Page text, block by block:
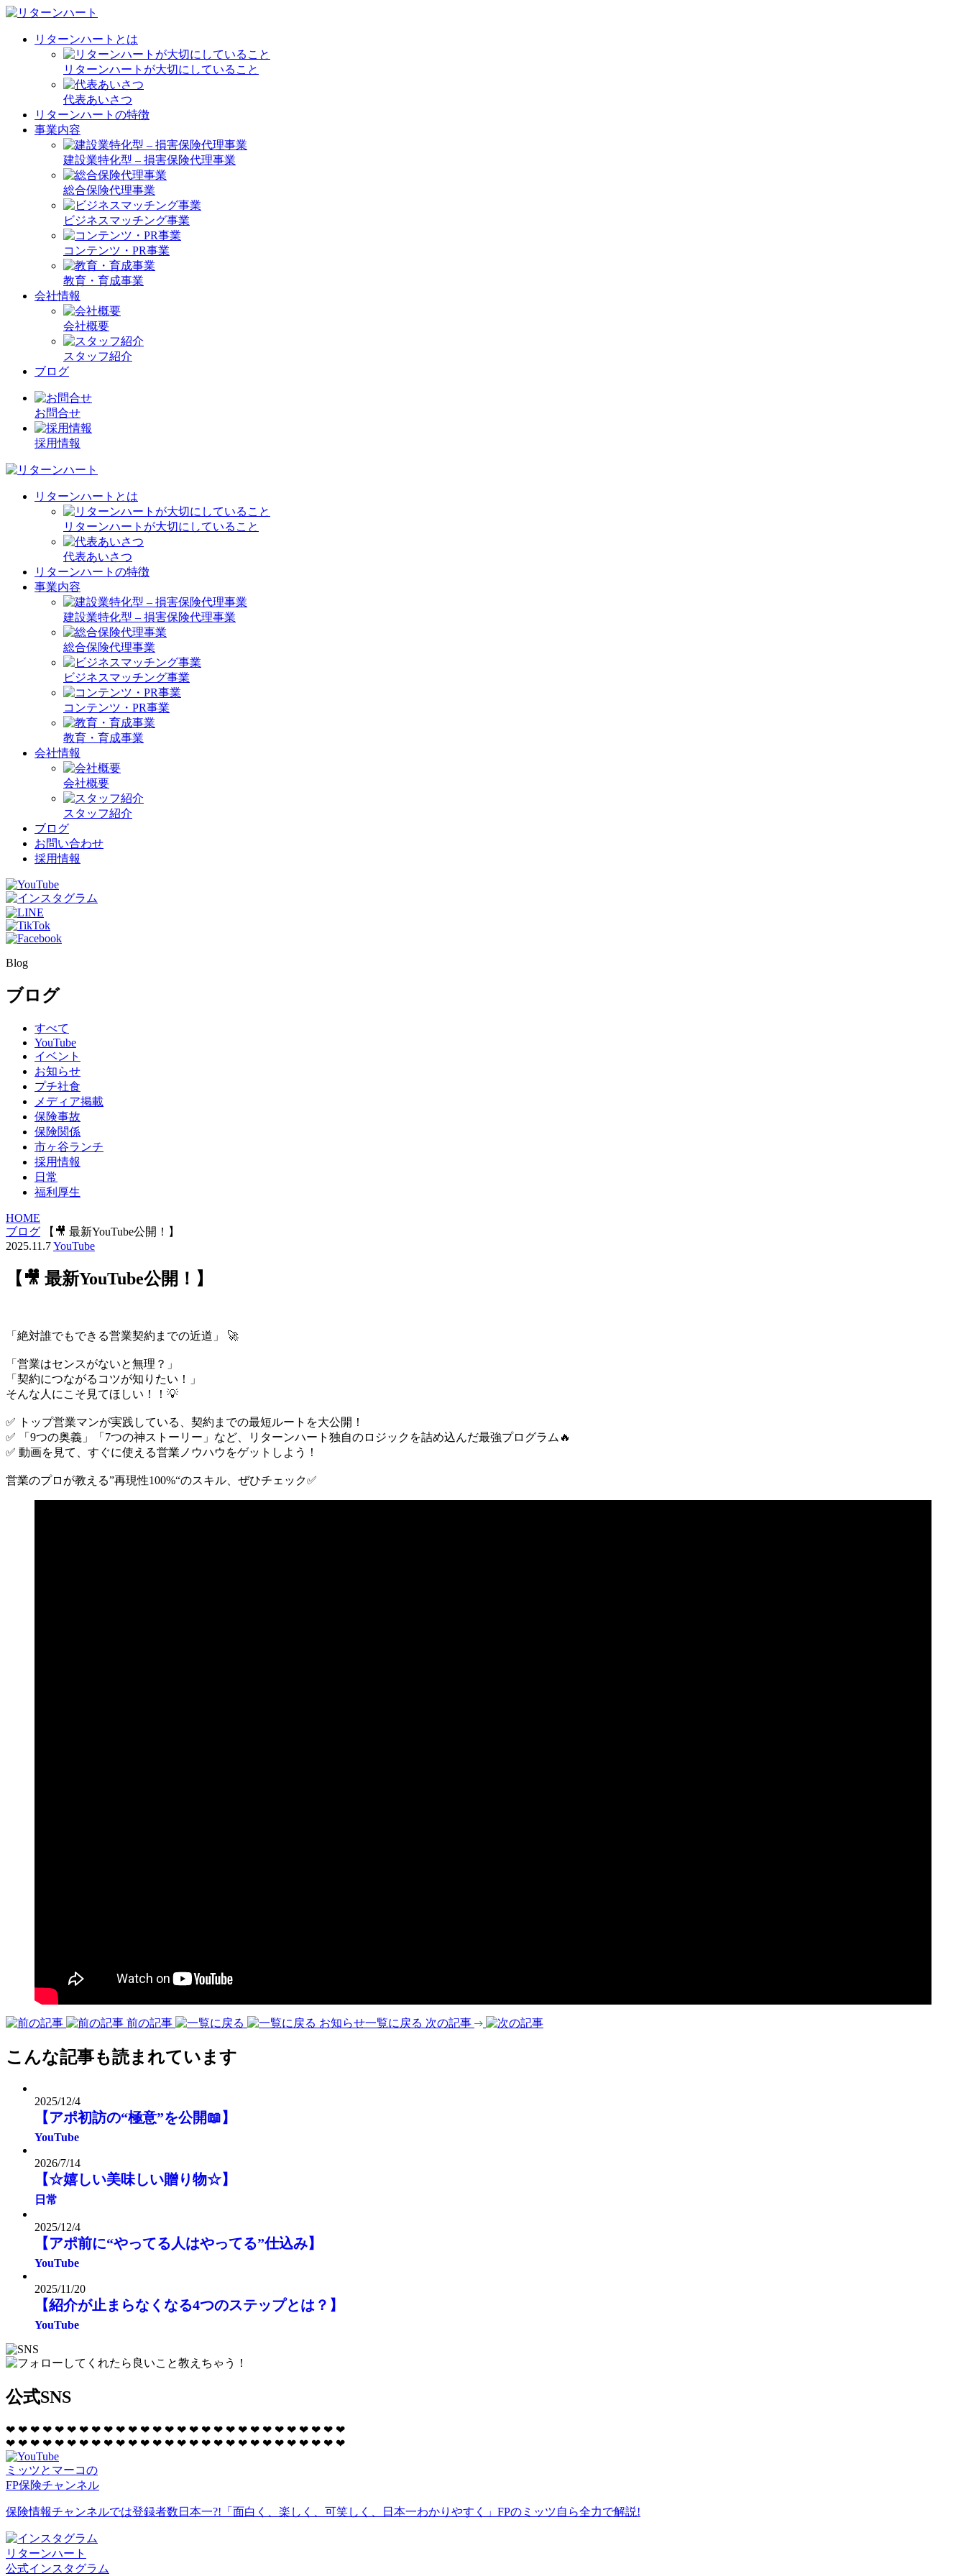
リターンハートとは
リターンハートが大切にしていること
代表あいさつ
リターンハートの特徴
事業内容
建設業特化型 – 損害保険代理事業
総合保険代理事業
ビジネスマッチング事業
コンテンツ・PR事業
教育・育成事業
会社情報
会社概要
スタッフ紹介
ブログ
お問合せ
採用情報
リターンハートとは
リターンハートが大切にしていること
代表あいさつ
リターンハートの特徴
事業内容
建設業特化型 – 損害保険代理事業
総合保険代理事業
ビジネスマッチング事業
コンテンツ・PR事業
教育・育成事業
会社情報
会社概要
スタッフ紹介
ブログ
お問い合わせ
採用情報
Blog
ブログ
すべて
YouTube
イベント
お知らせ
プチ社食
メディア掲載
保険事故
保険関係
市ヶ谷ランチ
採用情報
日常
福利厚生
HOME
ブログ
【🎥 最新YouTube公開！】
2025.11.7YouTube
【🎥 最新YouTube公開！】
「絶対誰でもできる営業契約までの近道」 🚀
「営業はセンスがないと無理？」
「契約につながるコツが知りたい！」
そんな人にこそ見てほしい！！💡
✅ トップ営業マンが実践している、契約までの最短ルートを大公開！
✅ 「9つの奥義」「7つの神ストーリー」など、リターンハート独自のロジックを詰め込んだ最強プログラム🔥
✅ 動画を見て、すぐに使える営業ノウハウをゲットしよう！
営業のプロが教える”再現性100%“のスキル、ぜひチェック✅
前の記事 お知らせ一覧に戻る 次の記事
こんな記事も読まれています
2025/12/4
【アポ初訪の“極意”を公開📖】
YouTube
2026/7/14
【☆嬉しい美味しい贈り物☆】
日常
2025/12/4
【アポ前に“やってる人はやってる”仕込み】
YouTube
2025/11/20
【紹介が止まらなくなる4つのステップとは？】
YouTube
公式SNS
❤ ❤ ❤ ❤ ❤ ❤ ❤ ❤ ❤ ❤ ❤ ❤ ❤ ❤ ❤ ❤ ❤ ❤ ❤ ❤ ❤ ❤ ❤ ❤ ❤ ❤ ❤ ❤
❤ ❤ ❤ ❤ ❤ ❤ ❤ ❤ ❤ ❤ ❤ ❤ ❤ ❤ ❤ ❤ ❤ ❤ ❤ ❤ ❤ ❤ ❤ ❤ ❤ ❤ ❤ ❤
ミッツとマーコの
FP保険チャンネル
保険情報チャンネルでは登録者数日本一?!「面白く、楽しく、可笑しく、日本一わかりやすく」FPのミッツ自ら全力で解説!
リターンハート
公式インスタグラム